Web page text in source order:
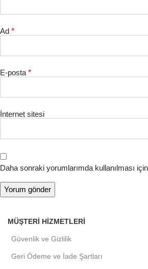
Ad *
E-posta *
İnternet sitesi
Daha sonraki yorumlarımda kullanılması
MÜŞTERI HIZMETLERI
Güvenlik ve Gizlilik
Geri Ödeme ve İade Şartları